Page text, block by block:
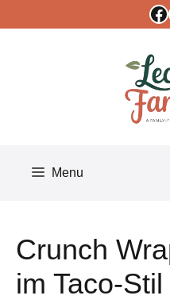
Menu
Crunch
im Taco-Stil